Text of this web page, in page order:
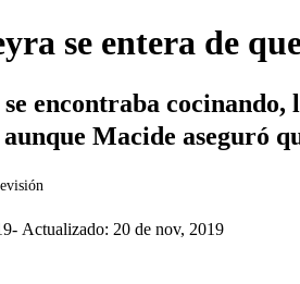
se entera de
encontraba
Macide aseguró
Actualizado: 20 de nov, 2019